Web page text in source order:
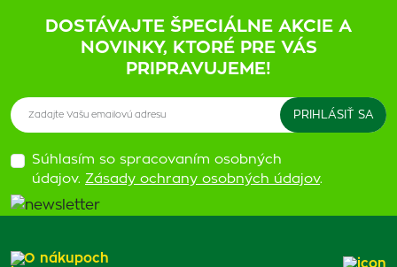
DOSTÁVAJTE ŠPECIÁLNE AKCIE A
NOVINKY, KTORÉ PRE VÁS
PRIPRAVUJEME!
Súhlasím so spracovaním osobných
údajov. Zásady ochrany osobných údajov.
O nákupoch